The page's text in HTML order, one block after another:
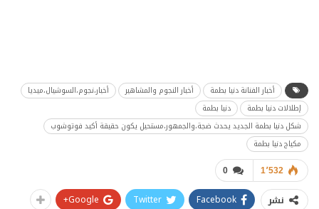
أخبار الفنانة دنيا بطمة أخبار النجوم والمشاهير
أخبار،نجوم،السوشيال،ميديا
إطلالات دنيا بطمة
دنيا بطمة
شكل دنيا بطمة الجديد يحدث ضجة،والجمهور،مستحيل يكون حقيقة أكيد فوتوشوب
مكياج دنيا بطمة
0 1٬532
نشر Facebook
Twitter
Google+